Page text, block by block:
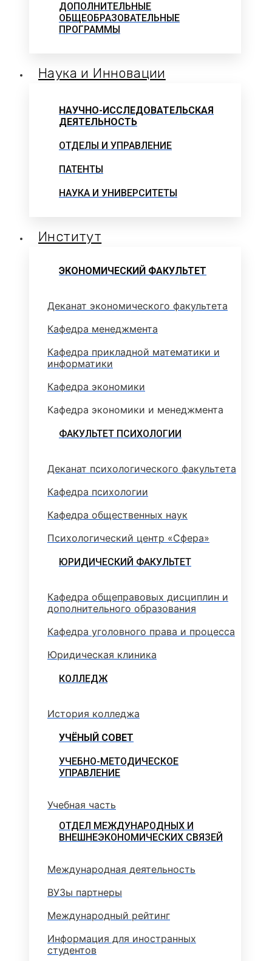
ДОПОЛНИТЕЛЬНЫЕ
ОБЩЕОБРАЗОВАТЕЛЬНЫЕ
ПРОГРАММЫ
Наука и Инновации
НАУЧНО-ИССЛЕДОВАТЕЛЬСКАЯ
ДЕЯТЕЛЬНОСТЬ
ОТДЕЛЫ И УПРАВЛЕНИЕ
ПАТЕНТЫ
НАУКА И УНИВЕРСИТЕТЫ
Институт
ЭКОНОМИЧЕСКИЙ ФАКУЛЬТЕТ
Деканат экономического факультета
Кафедра менеджмента
Кафедра прикладной математики и
информатики
Кафедра экономики
Кафедра экономики и менеджмента
ФАКУЛЬТЕТ ПСИХОЛОГИИ
Деканат психологического факультета
Кафедра психологии
Кафедра общественных наук
Психологический центр «Сфера»
ЮРИДИЧЕСКИЙ ФАКУЛЬТЕТ
Кафедра общеправовых дисциплин и
дополнительного образования
Кафедра уголовного права и процесса
Юридическая клиника
КОЛЛЕДЖ
История колледжа
УЧЁНЫЙ СОВЕТ
УЧЕБНО-МЕТОДИЧЕСКОЕ
УПРАВЛЕНИЕ
Учебная часть
ОТДЕЛ МЕЖДУНАРОДНЫХ И
ВНЕШНЕЭКОНОМИЧЕСКИХ СВЯЗЕЙ
Международная деятельность
ВУЗы партнеры
Международный рейтинг
Информация для иностранных
студентов